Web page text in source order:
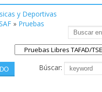
y Deportivas
» Pruebas
Búscar: